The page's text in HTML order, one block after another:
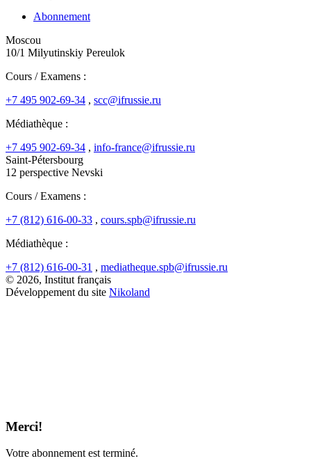
Abonnement
Moscou
10/1 Milyutinskiy Pereulok
Cours / Examens :
+7 495 902-69-34 , scc@ifrussie.ru
Médiathèque :
+7 495 902-69-34 , info-france@ifrussie.ru
Saint-Pétersbourg
12 perspective Nevski
Cours / Examens :
+7 (812) 616-00-33 , cours.spb@ifrussie.ru
Médiathèque :
+7 (812) 616-00-31 , mediatheque.spb@ifrussie.ru
© 2026, Institut français
Développement du site Nikoland
Merci!
Votre abonnement est terminé.